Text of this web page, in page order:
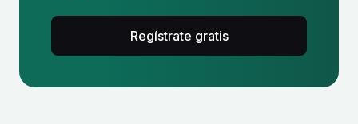
Regístrate gratis